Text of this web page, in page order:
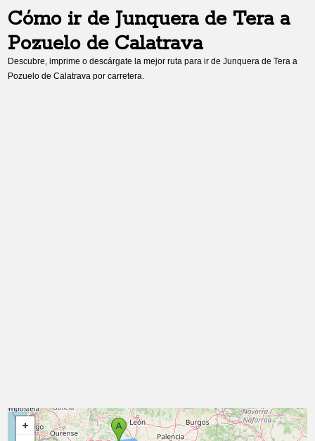
Cómo ir deJunquera de Teraa
Pozuelo de Calatrava
Descubre, imprime o descárgate la mejor ruta para ir deJunquera de Tera a
Pozuelo de Calatrava por carretera.